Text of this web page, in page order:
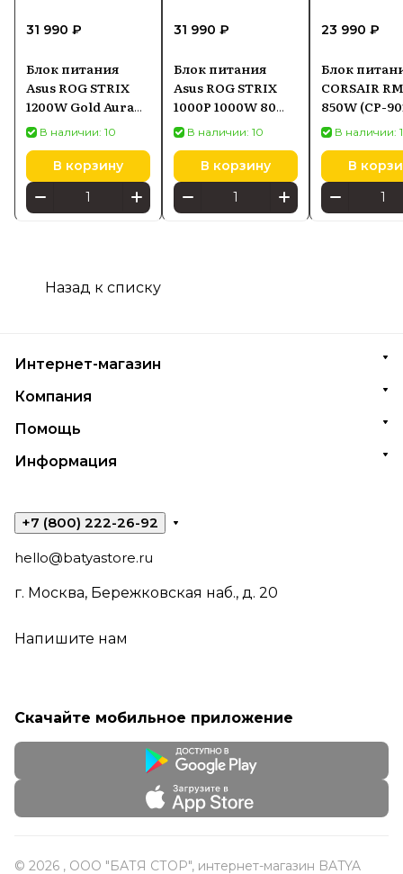
31 990 ₽
Блок питания
Asus ROG STRIX
1200W Gold Aura
Edition черный
В наличии: 10
В корзину
31 990 ₽
Блок питания
Asus ROG STRIX
1000P 1000W 80
Plus Platinum
черный
(90YE00W1B0NA00)
В наличии: 10
В корзину
23 990 ₽
Блок
CORSAIR
850W (CP-
EU)В наличии:
В
Назад к списку
Интернет-магазин
Компания
Помощь
Информация
+7 (800) 222-26-92
hello@batyastore.ru
г. Москва, Бережковская наб., д. 20
Напишите нам
Скачайте мобильное приложение
© 2026 , ООО "БАТЯ СТОР", интернет-магазин BATYA